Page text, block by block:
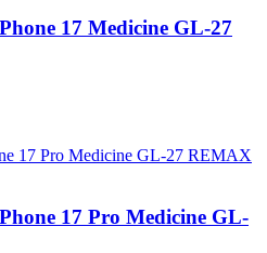
17 Medicine GL-27
17 Pro Medicine GL-